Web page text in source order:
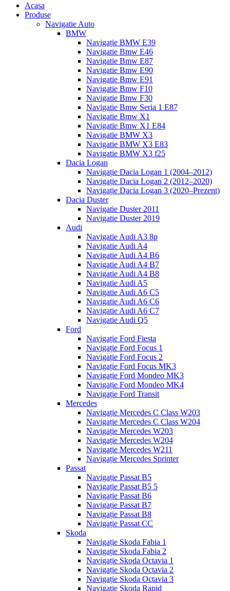
Acasa
Produse
Navigatie Auto
BMW
Navigație BMW E39
Navigatie Bmw E46
Navigatie Bmw E87
Navigatie Bmw E90
Navigatie Bmw E91
Navigatie Bmw F10
Navigatie Bmw F30
Navigatie Bmw Seria 1 E87
Navigatie Bmw X1
Navigatie Bmw X1 E84
Navigatie BMW X3
Navigatie BMW X3 E83
Navigatie BMW X3 f25
Dacia Logan
Navigație Dacia Logan 1 (2004–2012)
Navigație Dacia Logan 2 (2012–2020)
Navigație Dacia Logan 3 (2020–Prezent)
Dacia Duster
Navigatie Duster 2011
Navigatie Duster 2019
Audi
Navigatie Audi A3 8p
Navigatie Audi A4
Navigatie Audi A4 B6
Navigatie Audi A4 B7
Navigatie Audi A4 B8
Navigatie Audi A5
Navigatie Audi A6 C5
Navigatie Audi A6 C6
Navigatie Audi A6 C7
Navigatie Audi Q5
Ford
Navigație Ford Fiesta
Navigație Ford Focus 1
Navigație Ford Focus 2
Navigație Ford Focus MK3
Navigație Ford Mondeo MK3
Navigație Ford Mondeo MK4
Navigație Ford Transit
Mercedes
Navigație Mercedes C Class W203
Navigație Mercedes C Class W204
Navigație Mercedes W203
Navigație Mercedes W204
Navigație Mercedes W211
Navigație Mercedes Sprinter
Passat
Navigație Passat B5
Navigație Passat B5 5
Navigație Passat B6
Navigație Passat B7
Navigație Passat B8
Navigație Passat CC
Skoda
Navigație Skoda Fabia 1
Navigație Skoda Fabia 2
Navigație Skoda Octavia 1
Navigație Skoda Octavia 2
Navigație Skoda Octavia 3
Navigație Skoda Rapid